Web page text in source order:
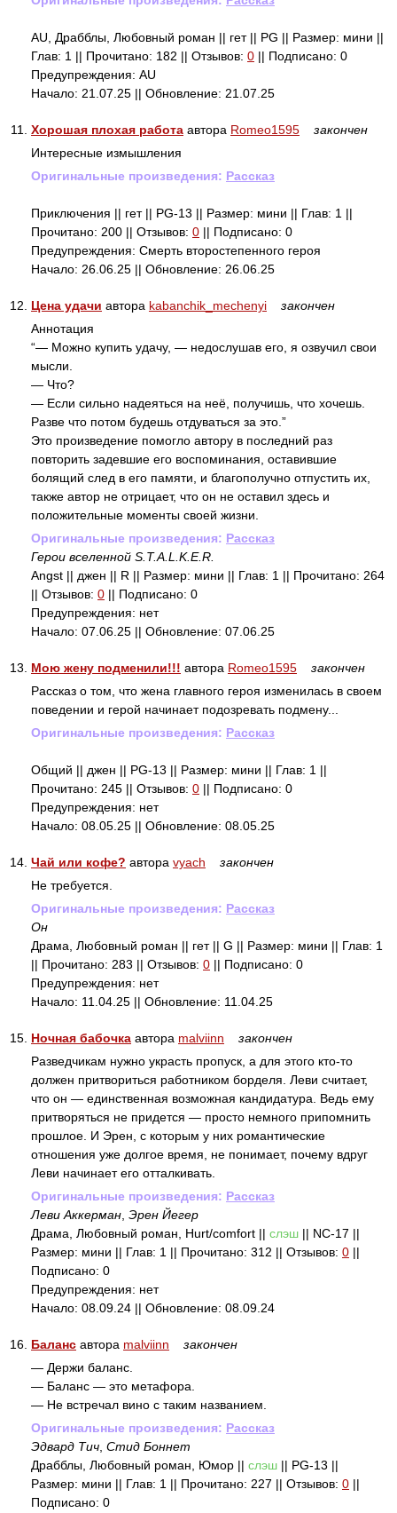
AU, Драбблы, Любовный роман || гет || PG || Размер: мини ||
Глав: 1 || Прочитано: 182 || Отзывов: 0 || Подписано: 0
Предупреждения: AU
Начало: 21.07.25 || Обновление: 21.07.25
11. Хорошая плохая работа автора Romeo1595
закончен
Интересные измышления
Оригинальные произведения: Рассказ
Приключения || гет || PG-13 || Размер: мини || Глав: 1 ||
Прочитано: 200 || Отзывов: 0 || Подписано: 0
Предупреждения: Смерть второстепенного героя
Начало: 26.06.25 || Обновление: 26.06.25
12. Цена удачи автора kabanchik_mechenyi
закончен
Аннотация
“— Можно купить удачу, — недослушав его, я озвучил свои
мысли.
— Что?
— Если сильно надеяться на неё, получишь, что хочешь.
Разве что потом будешь отдуваться за это.”
Это произведение помогло автору в последний раз
повторить задевшие его воспоминания, оставившие
болящий след в его памяти, и благополучно отпустить их,
также автор не отрицает, что он не оставил здесь и
положительные моменты своей жизни.
Оригинальные произведения: Рассказ
Герои вселенной S.T.A.L.K.E.R.
Angst || джен || R || Размер: мини || Глав: 1 || Прочитано: 264
|| Отзывов: 0 || Подписано: 0
Предупреждения: нет
Начало: 07.06.25 || Обновление: 07.06.25
13. Мою жену подменили!!! автора Romeo1595
закончен
Рассказ о том, что жена главного героя изменилась в своем
поведении и герой начинает подозревать подмену...
Оригинальные произведения: Рассказ
Общий || джен || PG-13 || Размер: мини || Глав: 1 ||
Прочитано: 245 || Отзывов: 0 || Подписано: 0
Предупреждения: нет
Начало: 08.05.25 || Обновление: 08.05.25
14. Чай или кофе? автора vyach
закончен
Не требуется.
Оригинальные произведения: Рассказ
Он
Драма, Любовный роман || гет || G || Размер: мини || Глав: 1
|| Прочитано: 283 || Отзывов: 0 || Подписано: 0
Предупреждения: нет
Начало: 11.04.25 || Обновление: 11.04.25
15. Ночная бабочка автора malviinn
закончен
Разведчикам нужно украсть пропуск, а для этого кто-то
должен притвориться работником борделя. Леви считает,
что он — единственная возможная кандидатура. Ведь ему
притворяться не придется — просто немного припомнить
прошлое. И Эрен, с которым у них романтические
отношения уже долгое время, не понимает, почему вдруг
Леви начинает его отталкивать.
Оригинальные произведения: Рассказ
Леви Аккерман Эрен Йегер
Драма, Любовный роман, Hurt/comfort || слэш || NC-17 ||
Размер: мини || Глав: 1 || Прочитано: 312 || Отзывов: 0 ||
Подписано: 0
Предупреждения: нет
Начало: 08.09.24 || Обновление: 08.09.24
16. Баланс автора malviinn
закончен
— Держи баланс.
— Баланс — это метафора.
— Не встречал вино с таким названием.
Оригинальные произведения: Рассказ
Эдвард Тич Стид Боннет
Драбблы, Любовный роман, Юмор || слэш || PG-13 ||
Размер: мини || Глав: 1 || Прочитано: 227 || Отзывов: 0 ||
Подписано: 0